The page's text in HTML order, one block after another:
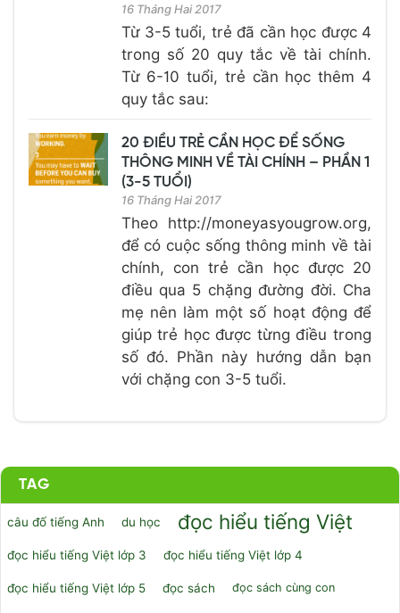
16 Tháng Hai 2017
Từ 3-5 tuổi, trẻ đã cần học được 4
trong số 20 quy tắc về tài chính.
Từ 6-10 tuổi, trẻ cần học thêm 4
quy tắc sau:
20 ĐIỀU TRẺ CẦN HỌC ĐỂ SỐNG
THÔNG MINH VỀ TÀI CHÍNH – PHẦN 1
(3-5 TUỔI)
16 Tháng Hai 2017
Theo http://moneyasyougrow.org,
để có cuộc sống thông minh về tài
chính, con trẻ cần học được 20
điều qua 5 chặng đường đời. Cha
mẹ nên làm một số hoạt động để
giúp trẻ học được từng điều trong
số đó. Phần này hướng dẫn bạn
với chặng con 3-5 tuổi.
TAG
câu đố tiếng Anh du học đọc hiểu tiếng Việt
đọc hiểu tiếng Việt lớp 3 đọc hiểu tiếng Việt lớp 4
đọc hiểu tiếng Việt lớp 5 đọc sách đọc sách cùng con